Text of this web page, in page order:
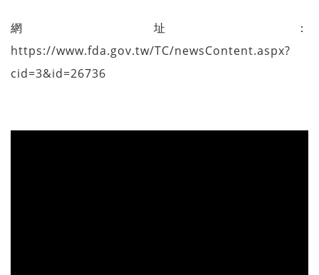
網址：
https://www.fda.gov.tw/TC/newsContent.aspx?
cid=3&id=26736